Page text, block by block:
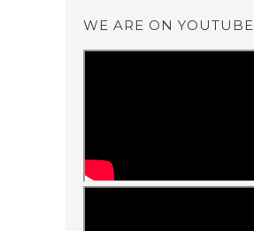
WE ARE ON YOUTUBE